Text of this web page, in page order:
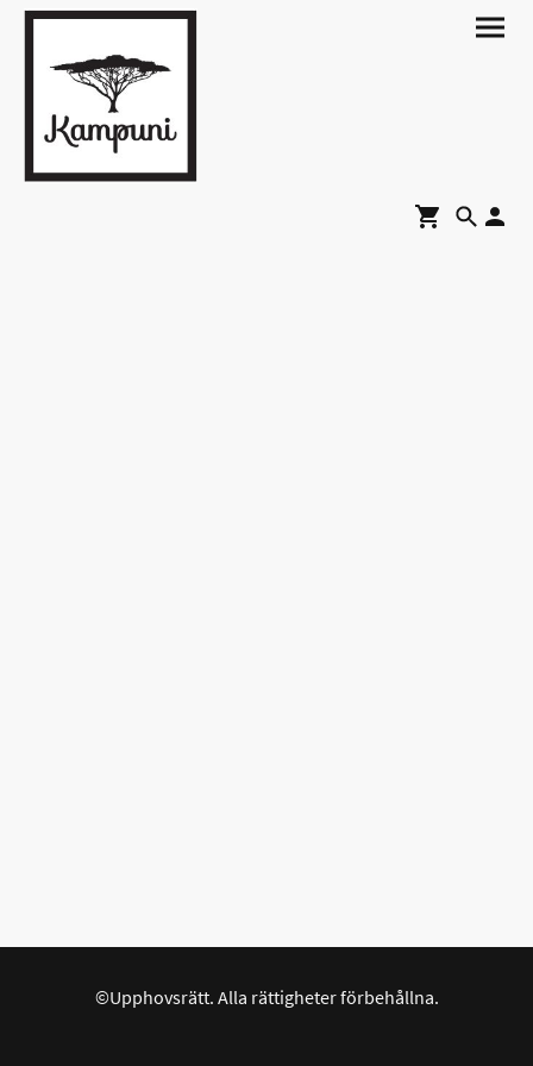
©Upphovsrätt. Alla rättigheter förbehållna.